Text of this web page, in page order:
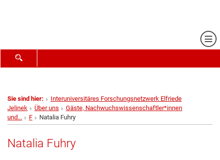
SUCHFORMULAR ÖFFNEN
Sie sind hier:
Interuniversitäres Forschungsnetzwerk Elfriede
Jelinek
Über uns
Gäste, Nachwuchswissenschaftler*innen
und...
F Natalia Fuhry
Natalia Fuhry